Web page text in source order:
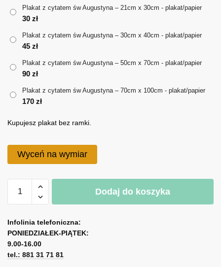
18 zł
Plakat z cytatem św Augustyna – 21cm x 30cm - plakat/papier
30 zł
Plakat z cytatem św Augustyna – 30cm x 40cm - plakat/papier
45 zł
Plakat z cytatem św Augustyna – 50cm x 70cm - plakat/papier
90 zł
Plakat z cytatem św Augustyna – 70cm x 100cm - plakat/papier
170 zł
Kupujesz plakat bez ramki.
Wyceń na wymiar
Plakat
cytatem
św
Augustyna
Dodaj do koszyka
l
t
e
r
Infolinia telefoniczna:
PONIEDZIAŁEK-PIĄTEK:
9.00-16.00
tel.: 881 31 71 81